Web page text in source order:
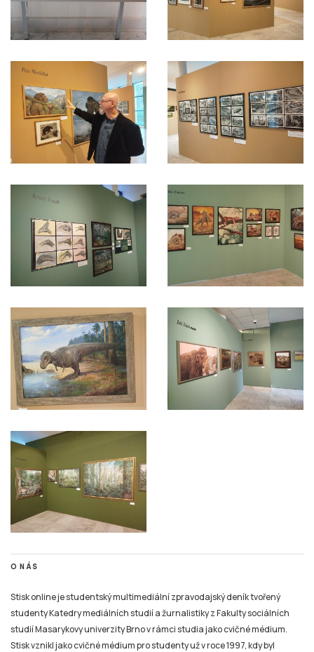
O NÁS
Stisk online je studentský multimediální zpravodajský deník tvořený
studenty Katedry mediálních studií a žurnalistiky z Fakulty sociálních
studií Masarykovy univerzity Brno v rámci studia jako cvičné médium.
Stisk vznikl jako cvičné médium pro studenty už v roce 1997, kdy byl